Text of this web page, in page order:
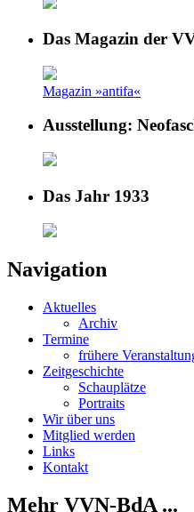
Das Magazin der
Magazin »antifa«
Ausstellung:
Das Jahr 1933
Navigation
Aktuelles
Archiv
Termine
frühere
Zeitgeschichte
Schauplätze
Portraits
Wir über uns
Mitglied werden
Links
Kontakt
Mehr VVN-BdA ...